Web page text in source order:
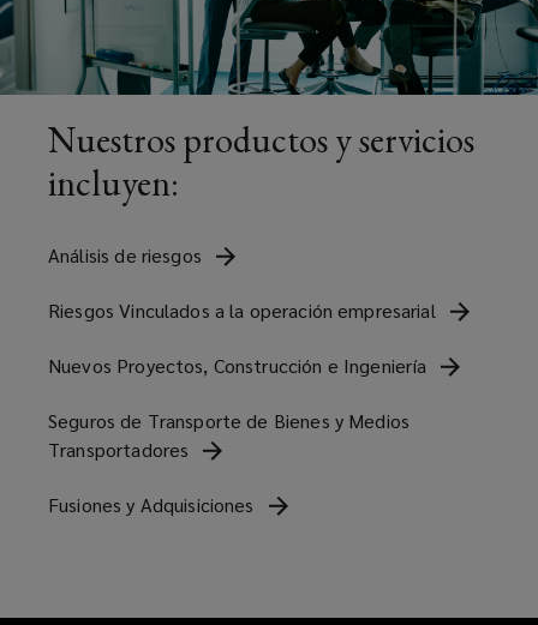
más
informadas
basadas
mejor
asesoramiento
análisis
Nuestros productos y servicios
incluyen:
Análisis de riesgos
Riesgos Vinculados a la operación empresarial
Nuevos Proyectos, Construcción e Ingeniería
Seguros de Transporte de Bienes y Medios
Transportadores
Fusiones y Adquisiciones